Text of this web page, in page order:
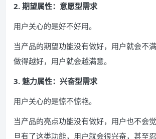
2. 期望属性：意愿型需求
用户关心的是好不好用。
当产品的期望功能没有做好，用户就会不
做得越好，用户就会越满意。
3. 魅力属性：兴奋型需求
用户关心的是惊不惊艳。
当产品的亮点功能没有做好，用户也不会
旦有了这类功能，用户就会很兴奋，甚至